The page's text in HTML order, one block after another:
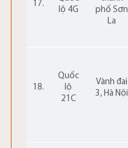
17.
lộ 4G
phố Sơn
La
18.
Quốc
lộ
21C
Vành đai
3, Hà Nội